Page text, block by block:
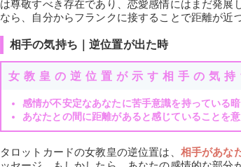
は尊敬すべき存在であり、恋愛感情にはまだ発
なら、自分からフランクに接することで距離が近
相手の気持ち｜逆位置が出た時
女教皇の逆位置が示す相手の気
感情が不安定なあなたに苦手意識を持っている暗
あなたとの間に距離があると感じていることを意
タロットカードの女教皇の逆位置は、 相手があな